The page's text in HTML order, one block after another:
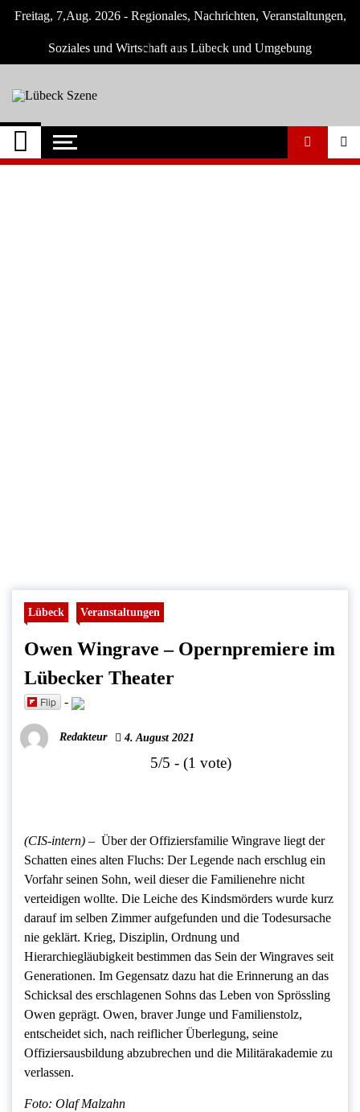
Skip
Freitag, 7,Aug. 2026 - Regionales, Nachrichten, Veranstaltungen,
Soziales und Wirtschaft aus Lübeck und Umgebung
Lübeck Szene
Neuigkeiten und Nachrichten aus Lübeck
und Umgebeung
Lübeck Veranstaltungen
Owen Wingrave – Opernpremiere im
Lübecker Theater
Flip -
Redakteur 4. August 2021
5/5 - (1 vote)
(CIS-intern) – Über der Offiziersfamilie Wingrave liegt der
Schatten eines alten Fluchs: Der Legende nach erschlug ein
Vorfahr seinen Sohn, weil dieser die Familienehre nicht
verteidigen wollte. Die Leiche des Kindsmörders wurde kurz
darauf im selben Zimmer aufgefunden und die Todesursache
nie geklärt. Krieg, Disziplin, Ordnung und
Hierarchiegläubigkeit bestimmen das Sein der Wingraves seit
Generationen. Im Gegensatz dazu hat die Erinnerung an das
Schicksal des erschlagenen Sohns das Leben von Sprössling
Owen geprägt. Owen, braver Junge und Familienstolz,
entscheidet sich, nach reiflicher Überlegung, seine
Offiziersausbildung abzubrechen und die Militärakademie zu
verlassen.
Foto: Olaf Malzahn